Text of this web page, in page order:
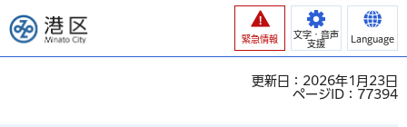
港区
緊急情報
文字・音声
支援
Language
更新日：2026年1月23日
ページID：77394